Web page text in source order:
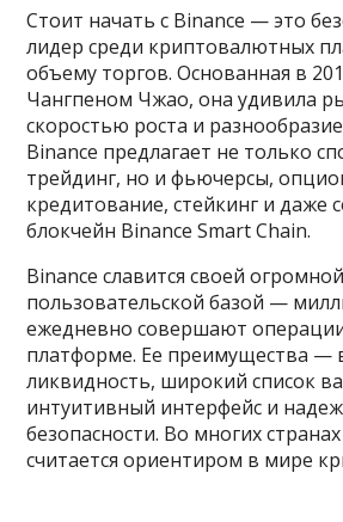
Стоит начать с Binance — это
лидер среди криптовалютных
объему торгов. Основанная в
Чангпеном Чжао, она удивила
скоростью роста и
Binance предлагает не только
трейдинг, но и фьючерсы,
кредитование, стейкинг и даже
блокчейн Binance Smart Chain.
Binance славится своей огромной
пользовательской базой —
ежедневно совершают
платформе. Ее преимущества —
ликвидность, широкий список
интуитивный интерфейс и
безопасности. Во многих
считается ориентиром в мире